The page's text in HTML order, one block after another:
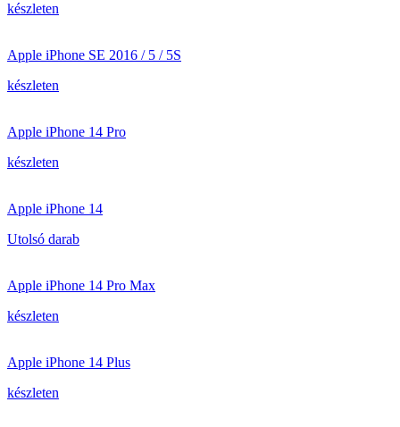
készleten
Apple iPhone SE 2016 / 5 / 5S
készleten
Apple iPhone 14 Pro
készleten
Apple iPhone 14
Utolsó darab
Apple iPhone 14 Pro Max
készleten
Apple iPhone 14 Plus
készleten